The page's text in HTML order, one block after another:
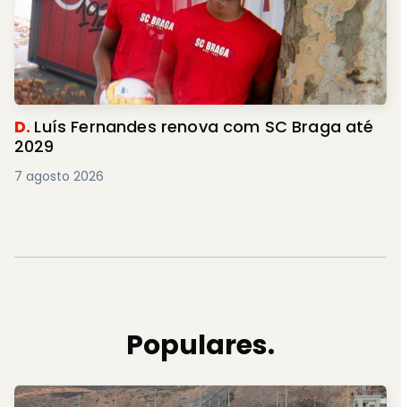
D. Luís Fernandes renova com SC Braga até
2029
7 agosto 2026
Populares.